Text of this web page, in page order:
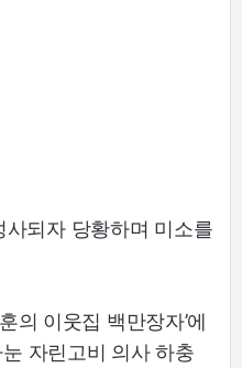
되자 당황하며 미소를
의 이웃집 백만장자’에
자린고비 의사 하충